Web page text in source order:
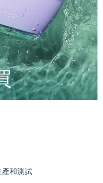
和測試